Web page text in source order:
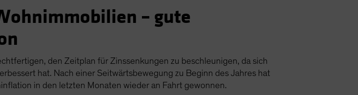
– gute
den Zeitplan für Zinssenkungen zu beschleunigen, da sich
hat. Nach einer Seitwärtsbewegung zu Beginn des Jahres hat
in den letzten Monaten wieder an Fahrt gewonnen.